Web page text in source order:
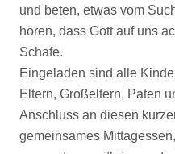
und beten, etwas vom
hören, dass Gott auf uns
Schafe.
Eingeladen sind alle
Eltern, Großeltern, Paten
Anschluss an diesen
gemeinsames